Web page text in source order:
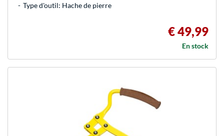
Type d'outil: Hache de pierre
€ 49,99
En stock